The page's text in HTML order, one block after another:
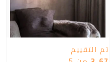
تم التقييم